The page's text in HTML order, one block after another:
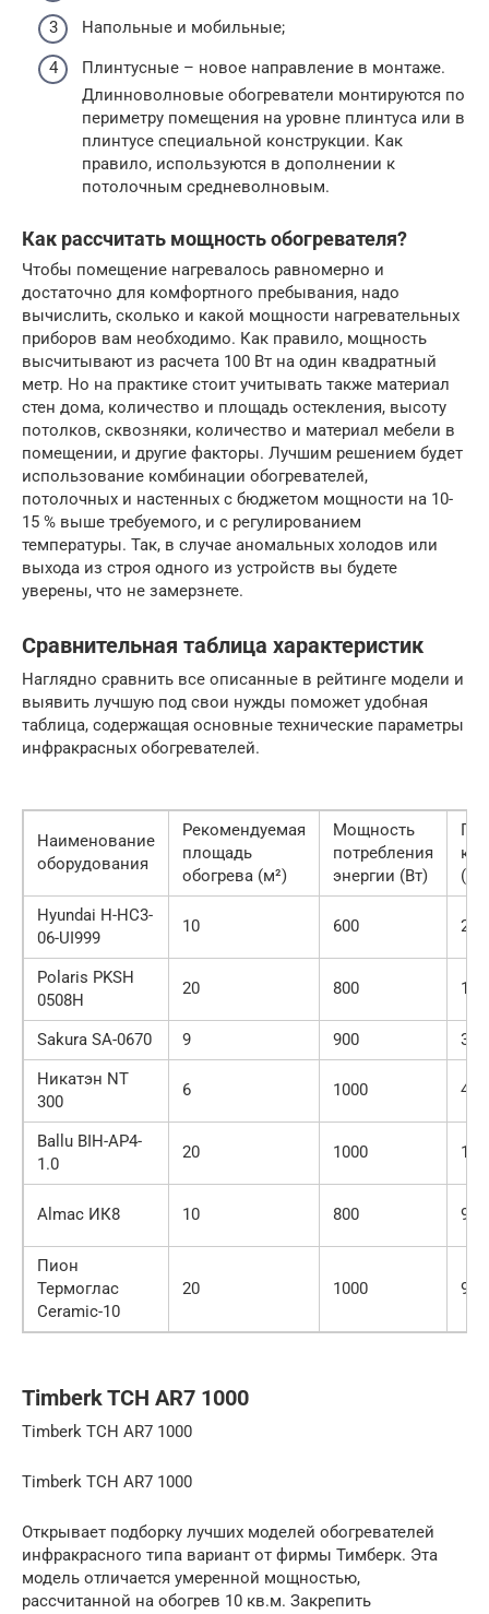
Напольные и мобильные;
Плинтусные – новое направление в монтаже.
Длинноволновые обогреватели монтируются по
периметру помещения на уровне плинтуса или в
плинтусе специальной конструкции. Как
правило, используются в дополнении к
потолочным средневолновым.
Как рассчитать мощность обогревателя?
Чтобы помещение нагревалось равномерно и
достаточно для комфортного пребывания, надо
вычислить, сколько и какой мощности нагревательных
приборов вам необходимо. Как правило, мощность
высчитывают из расчета 100 Вт на один квадратный
метр. Но на практике стоит учитывать также материал
стен дома, количество и площадь остекления, высоту
потолков, сквозняки, количество и материал мебели в
помещении, и другие факторы. Лучшим решением будет
использование комбинации обогревателей,
потолочных и настенных с бюджетом мощности на 10-
15 % выше требуемого, и с регулированием
температуры. Так, в случае аномальных холодов или
выхода из строя одного из устройств вы будете
уверены, что не замерзнете.
Сравнительная таблица характеристик
Наглядно сравнить все описанные в рейтинге модели и
выявить лучшую под свои нужды поможет удобная
таблица, содержащая основные технические параметры
инфракрасных обогревателей.
Наименование
оборудования
Рекомендуемая
площадь
обогрева (м²)
Мощность
потребления
энергии (Вт)
Hyundai H-HC3-
06-UI999
10 600
Polaris PKSH
0508H
20 800
Sakura SA-0670 9 900
Никатэн NT
300
6 1000
Ballu BIH-AP4-
1.0
20 1000
Almac ИК8 10 800
Пион
Термоглас
Ceramic-10
20 1000
Timberk TCH AR7 1000
Timberk TCH AR7 1000
Timberk TCH AR7 1000
Открывает подборку лучших моделей обогревателей
инфракрасного типа вариант от фирмы Тимберк. Эта
модель отличается умеренной мощностью,
рассчитанной на обогрев 10 кв.м. Закрепить